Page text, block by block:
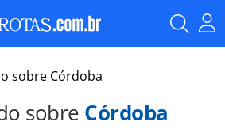
sobre Córdoba
sobre Córdoba